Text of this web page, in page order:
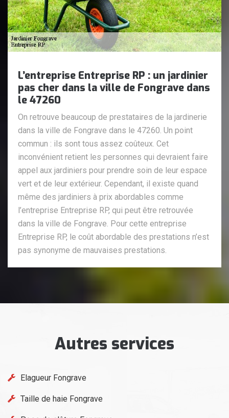
L’entreprise Entreprise RP : un jardinier
pas cher dans la ville de Fongrave dans
le 47260
On retrouve beaucoup de prestataires de la jardinerie
dans la ville de Fongrave dans le 47260. Un point
commun : ils sont tous assez coûteux. Cet
inconvénient retient les personnes qui devraient faire
appel aux jardiniers pour prendre soin de leur espace
vert et de leur extérieur. Cependant, il existe quand
même des jardiniers à prix abordables comme
l’entreprise Entreprise RP, qui peut être retrouvée
dans la ville de Fongrave. Pour cette entreprise
Entreprise RP, le coût abordable des prestations n’est
pas synonyme de mauvaises prestations.
Autres services
Elagueur Fongrave
Taille de haie Fongrave